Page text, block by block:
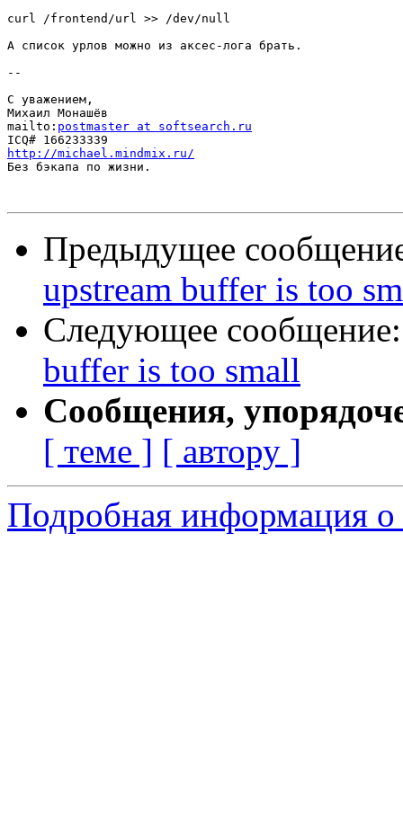
curl /frontend/url >> /dev/null
А список урлов можно из аксес-лога брать.
--
С уважением,
Михаил Монашёв
mailto: postmaster at softsearch.ru
http://michael.mindmix.ru/
Без бэкапа по жизни.
Предыдущее
upstream buffer is too
Следующее
buffer is too small
Сообщения,
[ теме ] [ автору ]
Подробная информация